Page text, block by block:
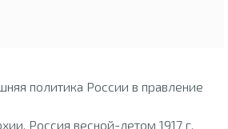
политика России в правление
Россия весной-летом 1917 г.